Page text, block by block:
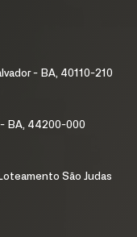
- BA, 40110-210
- BA, 44200-000
São Judas